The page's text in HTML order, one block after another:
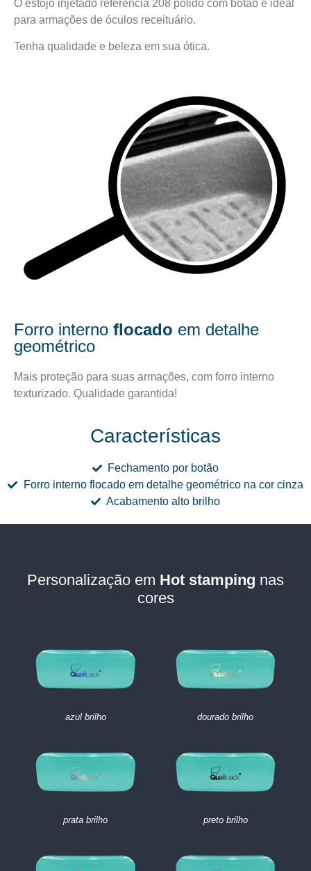
O estojo injetado referência 208 polido com botão é ideal
para armações de óculos receituário.
Tenha qualidade e beleza em sua ótica.
Forro interno flocado em detalhe
geométrico
Mais proteção para suas armações, com forro interno
texturizado. Qualidade garantida!
Características
Fechamento por botão
Forro interno flocado em detalhe geométrico na cor cinza
Acabamento alto brilho
Personalização em Hot stamping nas
cores
azul brilho dourado brilho
prata brilho preto brilho